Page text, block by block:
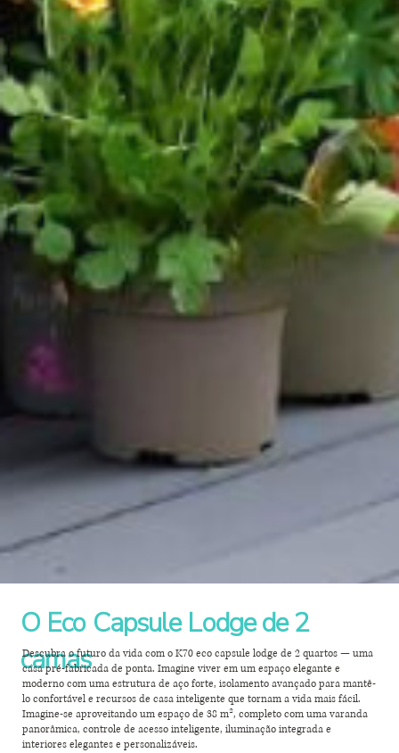
O Eco Capsule Lodge de 2
camas
Descubra o futuro da vida com o K70 eco capsule lodge de 2 quartos — uma
casa pré-fabricada de ponta. Imagine viver em um espaço elegante e
moderno com uma estrutura de aço forte, isolamento avançado para mantê-
lo confortável e recursos de casa inteligente que tornam a vida mais fácil.
Imagine-se aproveitando um espaço de 38 m², completo com uma varanda
panorâmica, controle de acesso inteligente, iluminação integrada e
interiores elegantes e personalizáveis.